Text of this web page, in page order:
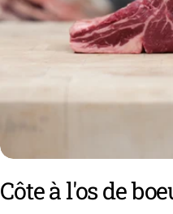
Côte à l'os de